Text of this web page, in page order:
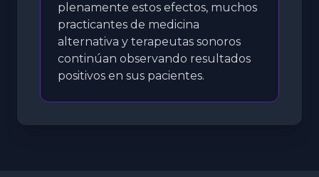
plenamente estos efectos, muchos
practicantes de medicina
alternativa y terapeutas sonoros
continúan observando resultados
positivos en sus pacientes.